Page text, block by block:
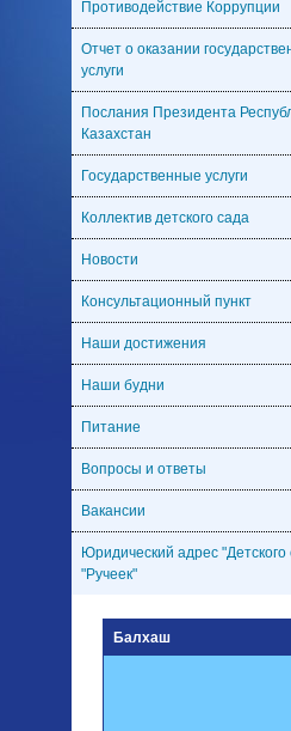
Противодействие Коррупции
Отчет о оказании
услуги
Послания Президента
Казахстан
Государственные услуги
Коллектив детского сада
Новости
Консультационный пункт
Наши достижения
Наши будни
Питание
Вопросы и ответы
Вакансии
Юридический адрес "Детского
"Ручеек"
Балхаш